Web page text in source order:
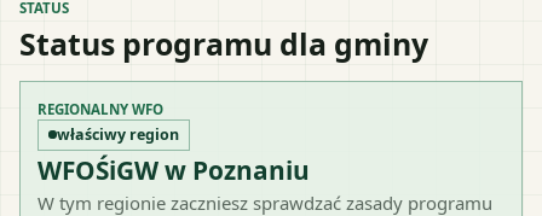
STATUS
Status programu dla gminy
REGIONALNY WFO
właściwy region
WFOŚiGW w Poznaniu
W tym regionie zaczniesz sprawdzać zasady programu